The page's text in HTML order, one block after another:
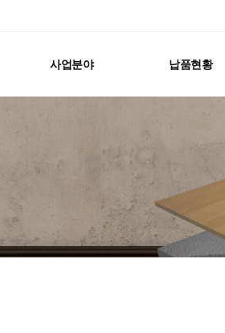
사업분야 납품현황